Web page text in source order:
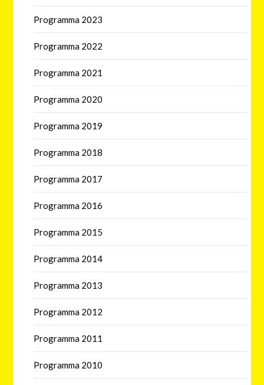
Programma 2023
Programma 2022
Programma 2021
Programma 2020
Programma 2019
Programma 2018
Programma 2017
Programma 2016
Programma 2015
Programma 2014
Programma 2013
Programma 2012
Programma 2011
Programma 2010